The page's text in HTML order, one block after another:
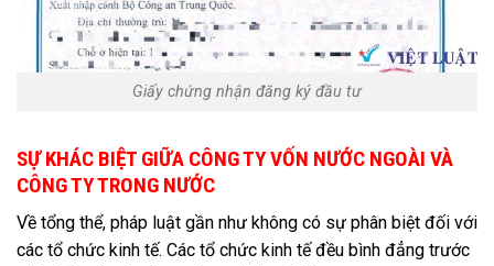
Giấy chứng nhận đăng ký đầu tư
SỰ KHÁC BIỆT GIỮA CÔNG TY VỐN NƯỚC NGOÀI VÀ
CÔNG TY TRONG NƯỚC
Về tổng thể, pháp luật gần như không có sự phân biệt đối với
các tổ chức kinh tế. Các tổ chức kinh tế đều bình đẳng trước